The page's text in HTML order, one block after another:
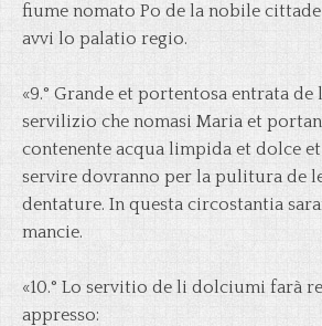
fiume nomato Po de la nobile
avvi lo palatio regio.
«9.° Grande et portentosa entrata de
servilizio che nomasi Maria et
contenente acqua limpida et dolce
servire dovranno per la pulitura de
dentature. In questa circostantia
mancie.
«10.° Lo servitio de li dolciumi farà
appresso: